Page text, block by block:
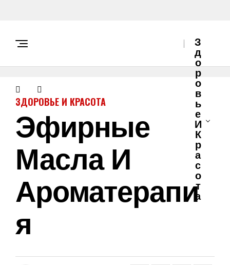
З
Д
О
Р
О
В
Ь
Е
И
К
Р
А
С
О
Т
А
ЗДОРОВЬЕ И КРАСОТА
Эфирные
Масла И
Ароматерапи
Я